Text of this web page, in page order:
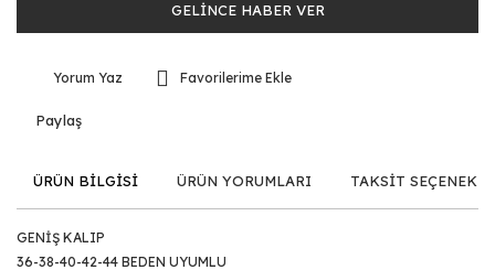
GELİNCE HABER VER
Yorum Yaz
Paylaş
ÜRÜN BİLGİSİ ÜRÜN YORUMLARI TAKSİT
GENİŞ KALIP
36-38-40-42-44 BEDEN UYUMLU